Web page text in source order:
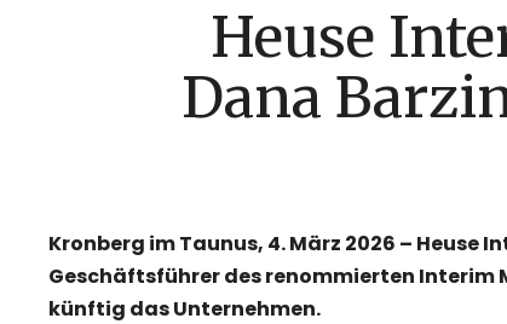
Heuse
Dana
Kronberg im Taunus, 4. März 2026 – Heuse
Geschäftsführer des renommierten Interim
künftig das Unternehmen.